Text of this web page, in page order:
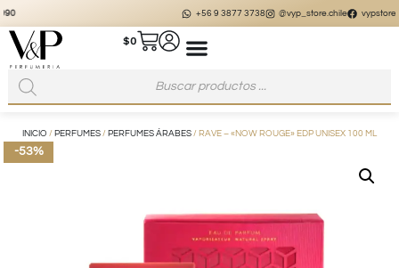
@vyp_store.chile vypstore.cl
$0
INICIO / PERFUMES / PERFUMES ÁRABES / RAVE – «NOW ROUGE» EDP UNISEX 100 ML
-53%